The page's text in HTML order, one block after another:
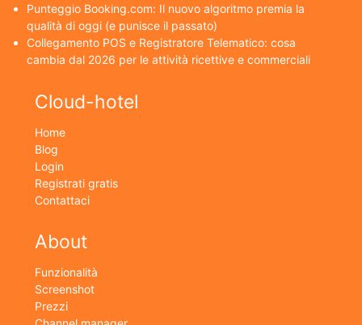
Punteggio Booking.com: Il nuovo algoritmo premia la
qualità di oggi (e punisce il passato)
Collegamento POS e Registratore Telematico: cosa
cambia dal 2026 per le attività ricettive e commerciali
Cloud-hotel
Home
Blog
Login
Registrati gratis
Contattaci
About
Funzionalità
Screenshot
Prezzi